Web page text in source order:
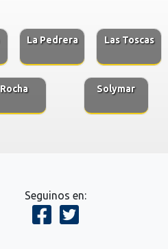
La Pedrera Las Toscas
Rocha Solymar
Seguinos en: